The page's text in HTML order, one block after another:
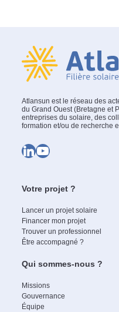
Atlansun est le réseau des
du Grand Ouest (Bretagne et
entreprises du solaire, des
formation et/ou de recherche
LinkedIn
YouTube
Votre projet ?
Lancer un projet solaire
Financer mon projet
Trouver un professionnel
Être accompagné ?
Qui sommes-nous ?
Missions
Gouvernance
Équipe